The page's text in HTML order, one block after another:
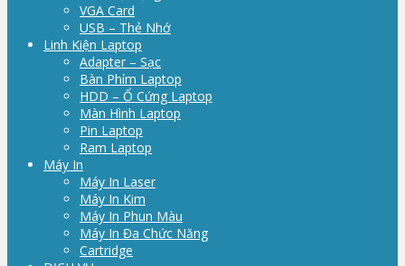
VGA Card
USB – Thẻ Nhớ
Linh Kiện Laptop
Adapter – Sạc
Bàn Phím Laptop
HDD – Ổ Cứng Laptop
Màn Hình Laptop
Pin Laptop
Ram Laptop
Máy In
Máy In Laser
Máy In Kim
Máy In Phun Màu
Máy In Đa Chức Năng
Cartridge